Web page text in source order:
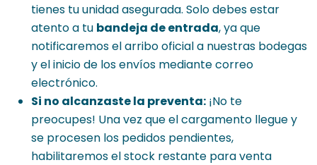
tienes tu unidad asegurada. Solo debes estar
atento a tu bandeja de entrada, ya que
notificaremos el arribo oficial a nuestras bodegas
y el inicio de los envíos mediante correo
electrónico.
Si no alcanzaste la preventa: ¡No te
preocupes! Una vez que el cargamento llegue y
se procesen los pedidos pendientes,
habilitaremos el stock restante para venta